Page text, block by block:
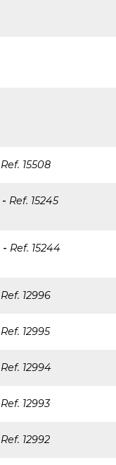
Ref. 15508
- Ref. 15245
- Ref. 15244
Ref. 12996
Ref. 12995
Ref. 12994
Ref. 12993
Ref. 12992